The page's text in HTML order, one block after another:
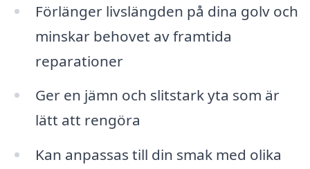
Förlänger livslängden på dina golv och
minskar behovet av framtida
reparationer
Ger en jämn och slitstark yta som är
lätt att rengöra
Kan anpassas till din smak med olika